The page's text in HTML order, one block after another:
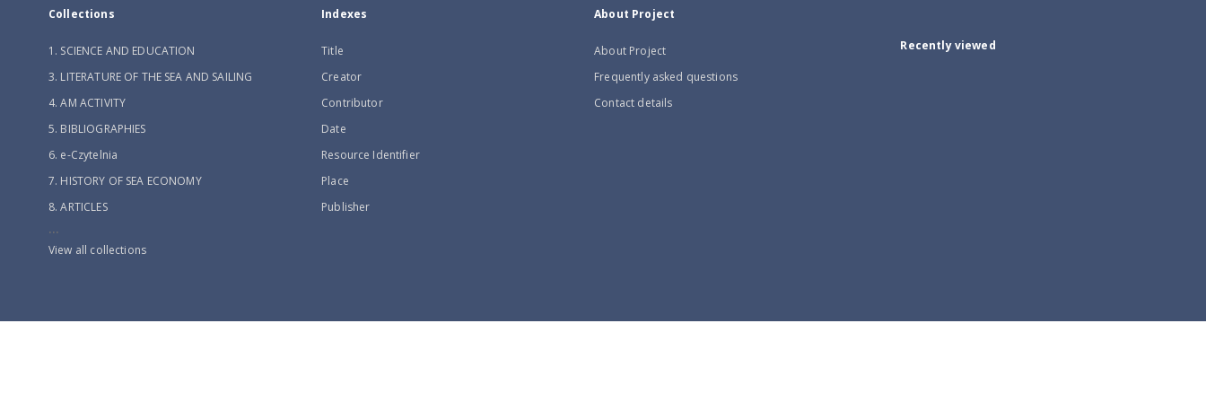
Collections
1. SCIENCE AND EDUCATION
3. LITERATURE OF THE SEA AND SAILING
4. AM ACTIVITY
5. BIBLIOGRAPHIES
6. e-Czytelnia
7. HISTORY OF SEA ECONOMY
8. ARTICLES
...
View all collections
Indexes
Title
Creator
Contributor
Date
Resource Identifier
Place
Publisher
About Project
About Project
Frequently asked questions
Contact details
Recently viewed